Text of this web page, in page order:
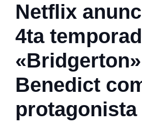
Netflix
4ta
Benedict
protagonista